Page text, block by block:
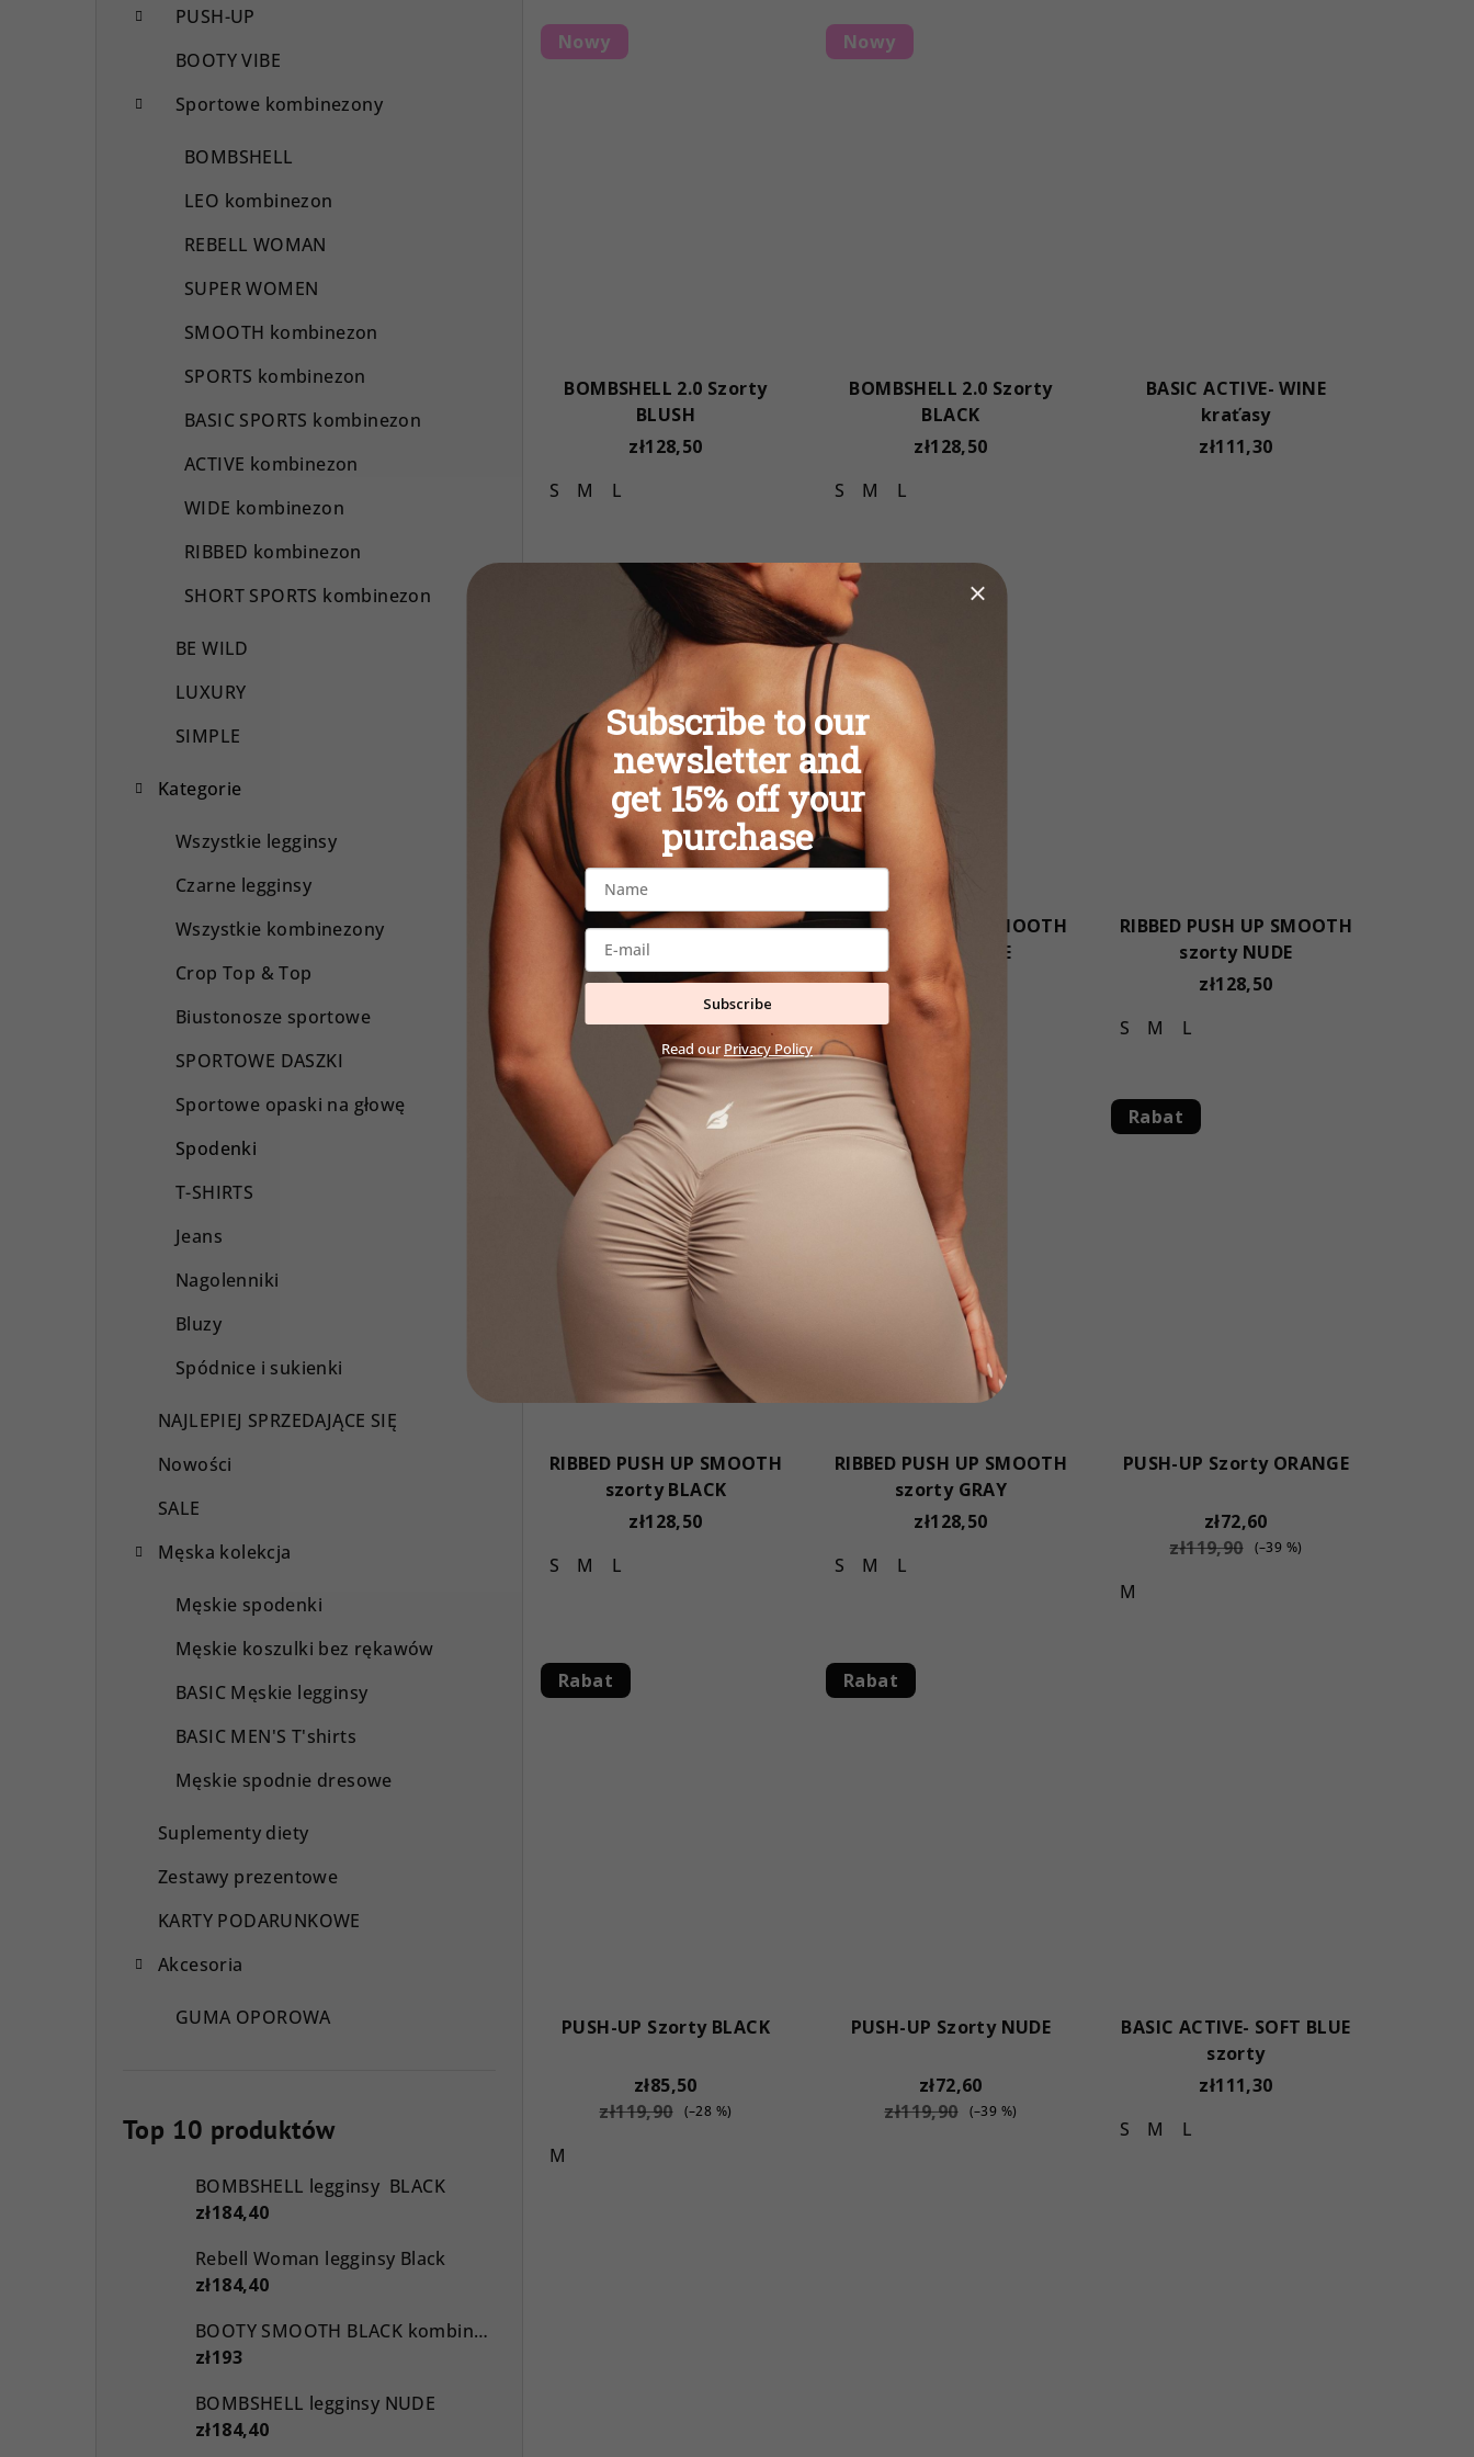
PUSH-UP
BOOTY VIBE
Sportowe kombinezony
BOMBSHELL
LEO kombinezon
REBELL WOMAN
SUPER WOMEN
SMOOTH kombinezon
SPORTS kombinezon
BASIC SPORTS kombinezon
ACTIVE kombinezon
WIDE kombinezon
RIBBED kombinezon
SHORT SPORTS kombinezon
BE WILD
LUXURY
SIMPLE
Kategorie
Wszystkie legginsy
Czarne legginsy
Wszystkie kombinezony
Crop Top & Top
Biustonosze sportowe
SPORTOWE DASZKI
Sportowe opaski na głowę
Spodenki
T-SHIRTS
Jeans
Nagolenniki
Bluzy
Spódnice i sukienki
NAJLEPIEJ SPRZEDAJĄCE SIĘ
Nowości
SALE
Męska kolekcja
Męskie spodenki
Męskie koszulki bez rękawów
BASIC Męskie legginsy
BASIC MEN'S T'shirts
Męskie spodnie dresowe
Suplementy diety
Zestawy prezentowe
KARTY PODARUNKOWE
Akcesoria
GUMA OPOROWA
Top 10 produktów
BOMBSHELL legginsy BLACK
zł184,40
Rebell Woman legginsy Black
zł184,40
BOOTY SMOOTH BLACK kombinezon
zł193
BOMBSHELL legginsy NUDE
zł184,40
t
wNowy
BOMBSHELL 2.0 Szorty
BLUSH
zł128,50
S
M L
Nowy
BOMBSHELL 2.0 Szorty
BLACK
zł128,50
S
M L
BASIC ACTIVE- WINE
kraťasy
zł111,30
BASIC ACTIVE-JUNGLE
GREEN kraťasy
zł111,30
M
RIBBED PUSH UP SMOOTH
szorty WHITE
zł128,50
M
L
RIBBED PUSH UP SMOOTH
szorty NUDE
zł128,50
S
M L
RIBBED PUSH UP SMOOTH
szorty BLACK
zł128,50
S
M L
RIBBED PUSH UP SMOOTH
szorty GRAY
zł128,50
S
M L
Rabat
PUSH-UP Szorty ORANGE
zł72,60
zł119,90
(–39 %)
M
Rabat
PUSH-UP Szorty BLACK
zł85,50
zł119,90
(–28 %)
M
Rabat
PUSH-UP Szorty NUDE
zł72,60
zł119,90
(–39 %)
BASIC ACTIVE- SOFT BLUE
szorty
zł111,30
S
M L
Subscribe to our
newsletter and
get 15% off your
purchase
Subscribe
Read ourPrivacy Policy